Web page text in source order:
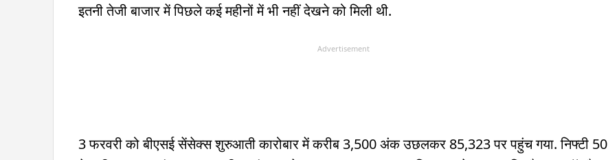
इतनी तेजी बाजार में पिछले कई महीनों में भी नहीं देखने को मिली थी.
Advertisement
3 फरवरी को बीएसई सेंसेक्स शुरुआती कारोबार में करीब 3,500 अंक उछलकर 85,323 पर पहुंच गया. निफ्टी 50